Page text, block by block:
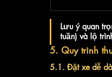
Lưu ý quan
tuần) và lộ
5. Quy trình
5.1. Đặt xe dễ